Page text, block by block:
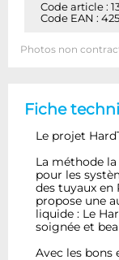
Code article :
Code EAN :
Photos non
Fiche
Le projet
La méthode
pour les
des tuyaux en
propose une
liquide : Le
soignée et
Avec les